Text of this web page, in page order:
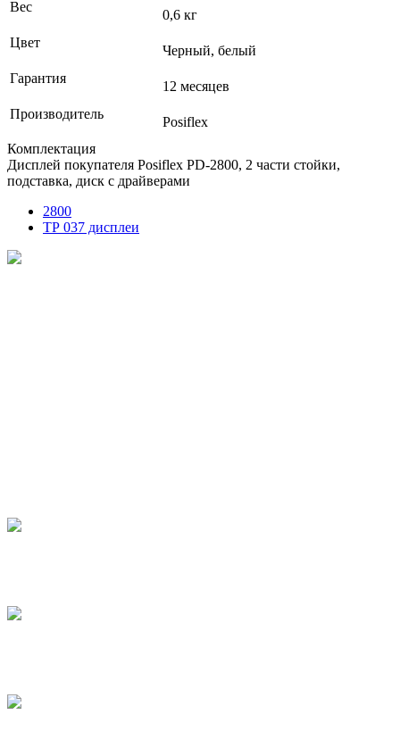
Вес
0,6 кг
Цвет
Черный, белый
Гарантия
12 месяцев
Производитель
Posiflex
Комплектация
Дисплей покупателя Posiflex PD-2800, 2 части стойки,
подставка, диск с драйверами
2800
ТР 037 дисплеи